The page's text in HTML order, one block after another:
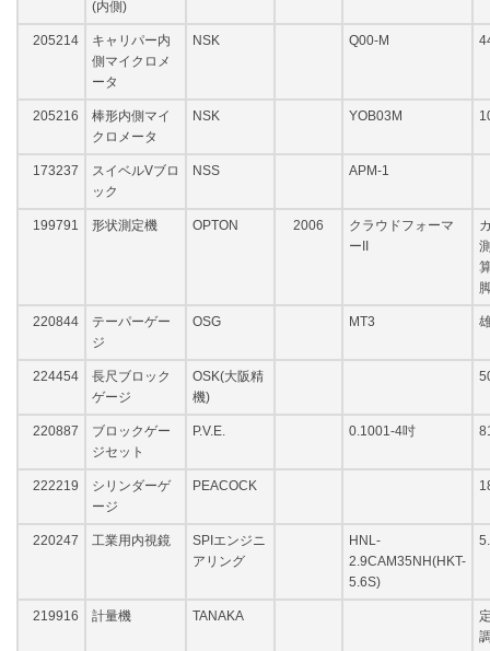
(内側)
205214
キャリパー内
側マイクロメ
ータ
NSK Q00-M
205216
棒形内側マイ
クロメータ
NSK YOB03M
173237
スイベルVブロ
ック
NSS APM-1
199791 形状測定機 OPTON 2006
クラウドフォーマ
ーII
220844
テーパーゲー
ジ
OSG MT3
224454
長尺ブロック
ゲージ
OSK(大阪精
機)
220887
ブロックゲー
ジセット
P.V.E. 0.1001-4吋
222219
シリンダーゲ
ージ
PEACOCK
220247 工業用内視鏡
SPIエンジニ
アリング
HNL-
2.9CAM35NH(HKT-
5.6S)
219916 計量機 TANAKA